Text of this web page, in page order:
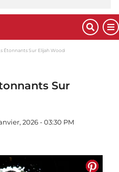
Étonnants Sur Elijah Wood
Sur
2026 - 03:30 PM